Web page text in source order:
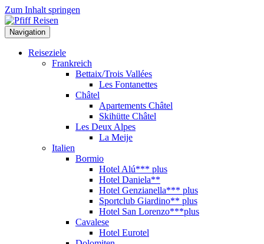
Zum Inhalt springen
Navigation
Reiseziele
Frankreich
Bettaix/Trois Vallées
Les Fontanettes
Châtel
Apartements Châtel
Skihütte Châtel
Les Deux Alpes
La Meije
Italien
Bormio
Hotel Alú*** plus
Hotel Daniela**
Hotel Genzianella*** plus
Sportclub Giardino** plus
Hotel San Lorenzo***plus
Cavalese
Hotel Eurotel